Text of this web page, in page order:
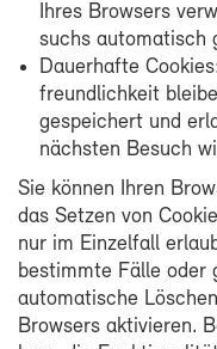
Ih­res Brow­sers
suchs au­to­ma­tisch
Dau­er­haf­te
freund­lich­keit
ge­spei­chert und
nächs­ten Be­such
Sie kön­nen Ih­ren
das Set­zen von
nur im Ein­zel­fall
be­stimm­te Fäl­le oder
au­to­ma­ti­sche
Brow­sers ak­ti­vie­ren.